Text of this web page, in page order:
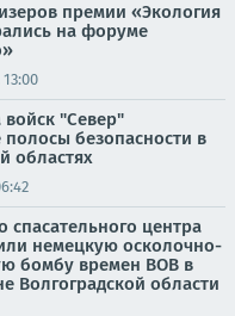
премии «Экология
на форуме
войск "Север"
безопасности в
областях
спасательного центра
немецкую осколочно-
бомбу времен ВОВ в
Волгоградской области